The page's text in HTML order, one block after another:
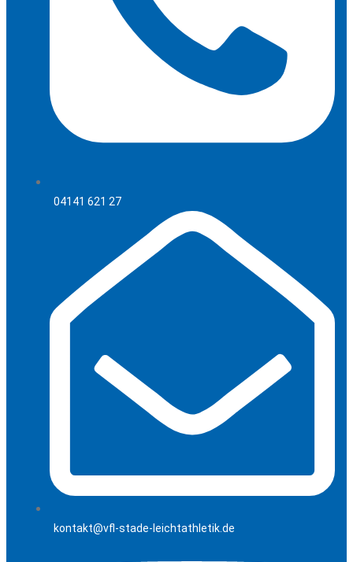
04141 621 27
kontakt@vfl-stade-leichtathletik.de